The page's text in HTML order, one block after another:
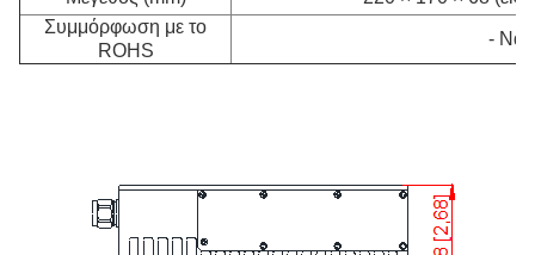
Συμμόρφωση με το
ROHS
- Ναι,